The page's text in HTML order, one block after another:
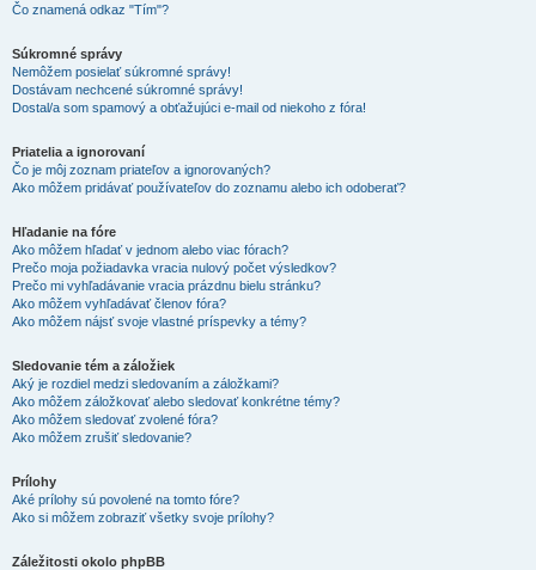
Čo znamená odkaz "Tím"?
Súkromné správy
Nemôžem posielať súkromné správy!
Dostávam nechcené súkromné správy!
Dostal/a som spamový a obťažujúci e-mail od niekoho z fóra!
Priatelia a ignorovaní
Čo je môj zoznam priateľov a ignorovaných?
Ako môžem pridávať používateľov do zoznamu alebo ich odoberať?
Hľadanie na fóre
Ako môžem hľadať v jednom alebo viac fórach?
Prečo moja požiadavka vracia nulový počet výsledkov?
Prečo mi vyhľadávanie vracia prázdnu bielu stránku?
Ako môžem vyhľadávať členov fóra?
Ako môžem nájsť svoje vlastné príspevky a témy?
Sledovanie tém a záložiek
Aký je rozdiel medzi sledovaním a záložkami?
Ako môžem záložkovať alebo sledovať konkrétne témy?
Ako môžem sledovať zvolené fóra?
Ako môžem zrušiť sledovanie?
Prílohy
Aké prílohy sú povolené na tomto fóre?
Ako si môžem zobraziť všetky svoje prílohy?
Záležitosti okolo phpBB